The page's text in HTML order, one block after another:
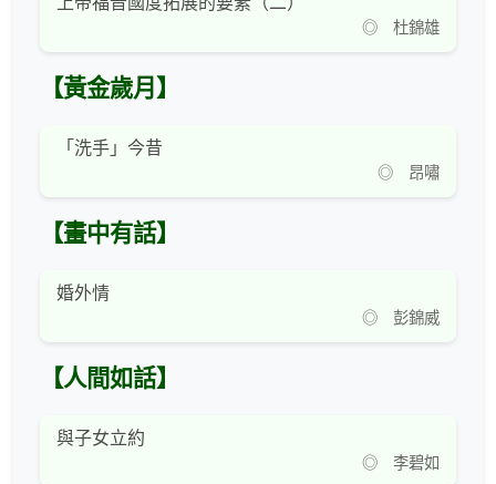
◎ 杜錦雄
【黃金歲月】
「洗手」今昔
◎ 昂嘯
【畫中有話】
婚外情
◎ 彭錦威
【人間如話】
與子女立約
◎ 李碧如